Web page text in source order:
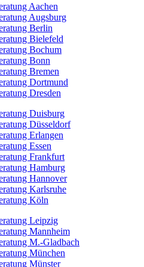
Aachen
Augsburg
Berlin
Bielefeld
Bochum
Bonn
Bremen
Dortmund
Dresden
Duisburg
Düsseldorf
Erlangen
Essen
Frankfurt
Hamburg
Hannover
Karlsruhe
Köln
Leipzig
Mannheim
M.-Gladbach
München
Münster